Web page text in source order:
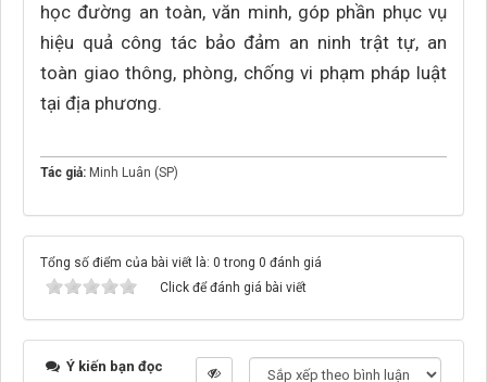
học đường an toàn, văn minh, góp phần phục vụ
hiệu quả công tác bảo đảm an ninh trật tự, an
toàn giao thông, phòng, chống vi phạm pháp luật
tại địa phương.
Tác giả: Minh Luân (SP)
Tổng số điểm của bài viết là: 0 trong 0 đánh giá
Click để đánh giá bài viết
Ý kiến bạn đọc